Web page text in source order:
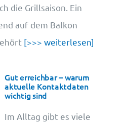
die Grillsaison. Ein
auf dem Balkon
[>>> weiterlesen]
Gut erreichbar – warum
aktuelle Kontaktdaten
wichtig sind
Im Alltag gibt es viele